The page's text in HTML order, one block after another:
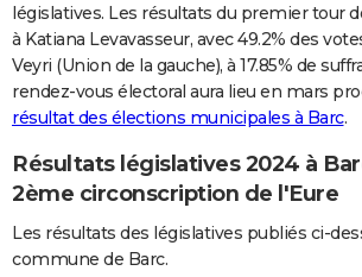
Dictionnaire
Biographies
Citations
Expressions
Proverbes
PROGRAMME TV
COPAINS D'AVANT
S'inscrire
Se connecter
Lycées
Collèges
Primaires
Universités
Entreprises
Service militaire
Avis de recherche
AVIS DE DÉCÈS
FORUM
Bricolage
Lifestyle
Culture
Sport
Auto
Television
Voyage
Cinema
législatives. Les résultats du premier tour
à Katiana Levavasseur, avec 49.2% des
Veyri (Union de la gauche), à 17.85% de
rendez-vous électoral aura lieu en mars
résultat des élections municipales à Barc.
Résultats législatives 2024 à
2ème circonscription de l'Eure
Les résultats des législatives publiés ci-
commune de Barc.